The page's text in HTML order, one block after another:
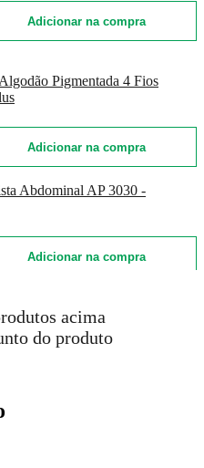
Adicionar na compra
Pigmentada 4 Fios
Adicionar na compra
Abdominal AP 3030 -
Adicionar na compra
acima
do produto